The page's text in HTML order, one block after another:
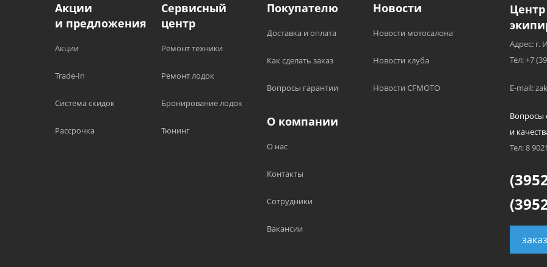
Акции
и предложения
Акции
Trade-In
Система скидок
Рассрочка
Сервисный
центр
Ремонт техники
Ремонт лодок
Бронирование лодок
Тюнинг
Покупателю
Доставка и оплата
Как сделать заказ
Вопросы гарантии
Новости
Новости мотосалона
Новости клуба
Новости CFMOTO
О компании
О нас
Контакты
Сотрудники
Вакансии
Адрес: г.
Тел: +7
E-mail:
Вопросы
и
Тел: 8